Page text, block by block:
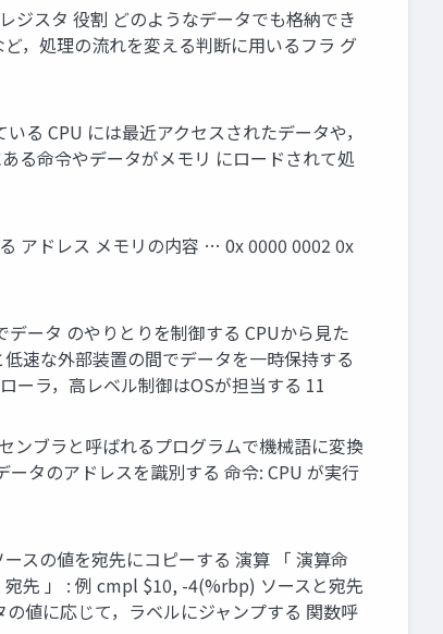
ジスタ 役割 どのようなデータでも格納でき
，処理の流れを変える判断に用いるフラ グ
る CPU には最近アクセスされたデータや，
る命令やデータがメモリ にロードされて処
アドレス メモリの内容 … 0x 0000 0002 0x
ータ のやりとりを制御する CPUから見た
速な外部装置の間でデータを一時保持する
ーラ，高レベル制御はOSが担当する 11
ンブラと呼ばれるプログラムで機械語に変換
タのアドレスを識別する 命令: CPU が実行
スの値を宛先にコピーする 演算 「 演算命
先 」 : 例 cmpl $10, -4(%rbp) ソースと宛先
値に応じて，ラベルにジャンプする 関数呼